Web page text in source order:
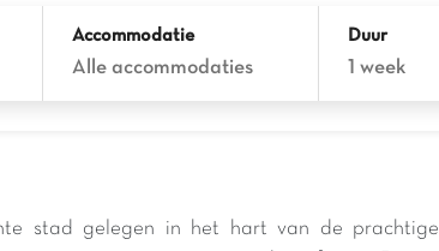
Accommodatie
Alle accommodaties
Duur
1 week
stad gelegen in het hart van de prachtige